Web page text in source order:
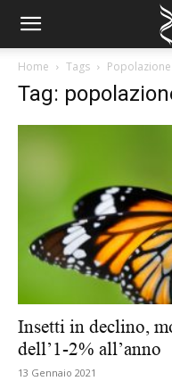
Home Tags
Tag:
Insetti in declino,
dell’1-2% all’anno
13 Gennaio 2021